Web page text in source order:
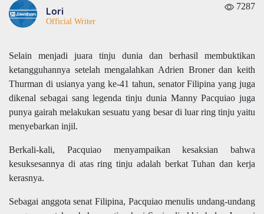
Lori
Official Writer
7287
Selain menjadi juara tinju dunia dan berhasil membuktikan
ketangguhannya setelah mengalahkan Adrien Broner dan keith
Thurman di usianya yang ke-41 tahun, senator Filipina yang juga
dikenal sebagai sang legenda tinju dunia Manny Pacquiao juga
punya gairah melakukan sesuatu yang besar di luar ring tinju yaitu
menyebarkan injil.
Berkali-kali, Pacquiao menyampaikan kesaksian bahwa
kesuksesannya di atas ring tinju adalah berkat Tuhan dan kerja
kerasnya.
Sebagai anggota senat Filipina, Pacquiao menulis undang-undang